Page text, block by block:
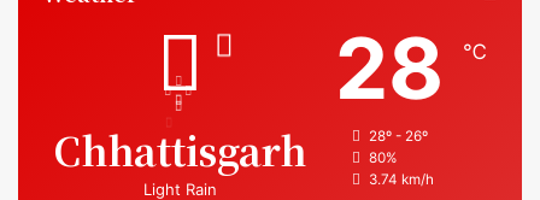
Chhattisgarh
Light Rain
28 ℃
28º - 26º
80%
3.74 km/h